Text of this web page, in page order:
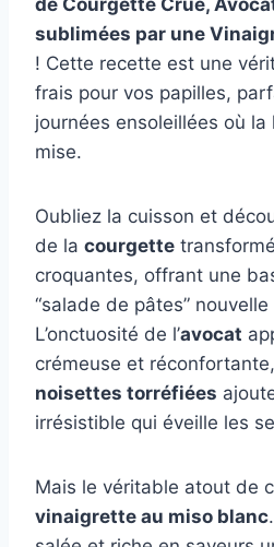
sublimées par une
! Cette recette est une
frais pour vos papilles,
journées ensoleillées où
mise.
Oubliez la cuisson et
de la courgette
croquantes, offrant une
“salade de pâtes”
L’onctuosité de l’avocat
crémeuse et
noisettes torréfiées
irrésistible qui éveille les
Mais le véritable atout de
vinaigrette au miso blanc